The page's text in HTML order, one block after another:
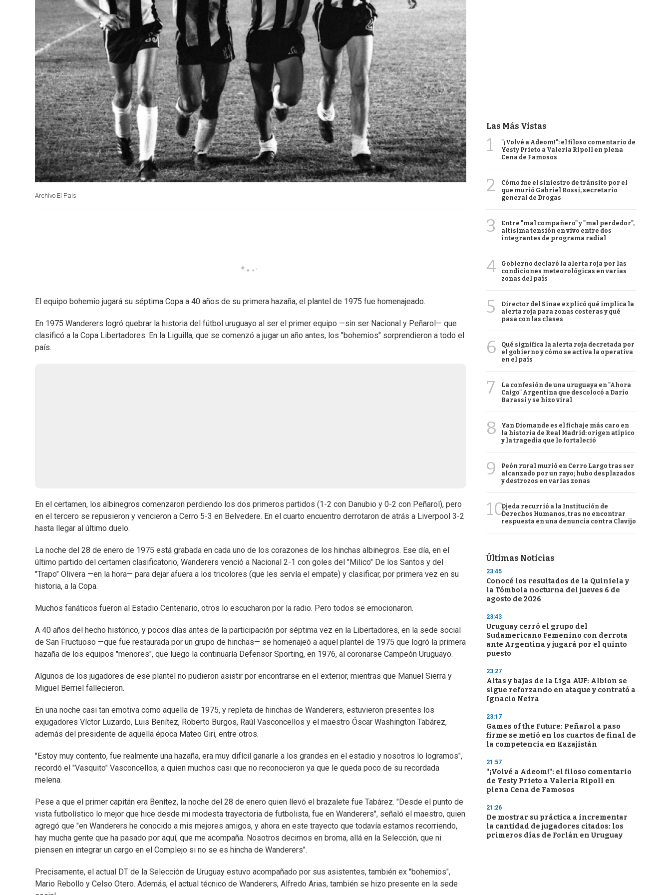
Archivo El Pais
El equipo bohemio jugará su séptima Copa a 40 años de su primera hazaña; el plantel de 1975 fue homenajeado.
En 1975 Wanderers logró quebrar la historia del fútbol uruguayo al ser el primer equipo —sin ser Nacional y Peñarol— que
clasificó a la Copa Libertadores. En la Liguilla, que se comenzó a jugar un año antes, los "bohemios" sorprendieron a todo el
país.
En el certamen, los albinegros comenzaron perdiendo los dos primeros partidos (1-2 con Danubio y 0-2 con Peñarol), pero
en el tercero se repusieron y vencieron a Cerro 5-3 en Belvedere. En el cuarto encuentro derrotaron de atrás a Liverpool 3-2
hasta llegar al último duelo.
La noche del 28 de enero de 1975 está grabada en cada uno de los corazones de los hinchas albinegros. Ese día, en el
último partido del certamen clasificatorio, Wanderers venció a Nacional 2-1 con goles del "Milico" De los Santos y del
"Trapo" Olivera —en la hora— para dejar afuera a los tricolores (que les servía el empate) y clasificar, por primera vez en su
historia, a la Copa.
Muchos fanáticos fueron al Estadio Centenario, otros lo escucharon por la radio. Pero todos se emocionaron.
A 40 años del hecho histórico, y pocos días antes de la participación por séptima vez en la Libertadores, en la sede social
de San Fructuoso —que fue restaurada por un grupo de hinchas— se homenajeó a aquel plantel de 1975 que logró la primera
hazaña de los equipos "menores", que luego la continuaría Defensor Sporting, en 1976, al coronarse Campeón Uruguayo.
Algunos de los jugadores de ese plantel no pudieron asistir por encontrarse en el exterior, mientras que Manuel Sierra y
Miguel Berriel fallecieron.
En una noche casi tan emotiva como aquella de 1975, y repleta de hinchas de Wanderers, estuvieron presentes los
exjugadores Víctor Luzardo, Luis Benítez, Roberto Burgos, Raúl Vasconcellos y el maestro Óscar Washington Tabárez,
además del presidente de aquella época Mateo Giri, entre otros.
"Estoy muy contento, fue realmente una hazaña, era muy difícil ganarle a los grandes en el estadio y nosotros lo logramos",
recordó el "Vasquito" Vasconcellos, a quien muchos casi que no reconocieron ya que le queda poco de su recordada
melena.
Pese a que el primer capitán era Benítez, la noche del 28 de enero quien llevó el brazalete fue Tabárez. "Desde el punto de
vista futbolístico lo mejor que hice desde mi modesta trayectoria de futbolista, fue en Wanderers", señaló el maestro, quien
agregó que "en Wanderers he conocido a mis mejores amigos, y ahora en este trayecto que todavía estamos recorriendo,
hay mucha gente que ha pasado por aquí, que me acompaña. Nosotros decimos en broma, allá en la Selección, que ni
piensen en integrar un cargo en el Complejo si no se es hincha de Wanderers".
Precisamente, el actual DT de la Selección de Uruguay estuvo acompañado por sus asistentes, también ex "bohemios",
Mario Rebollo y Celso Otero. Además, el actual técnico de Wanderers, Alfredo Arias, también se hizo presente en la sede
Las Más Vistas
1
"¡Volvé a Adeom!": el filoso comentario de
Yesty Prieto a Valeria Ripoll en plena
Cena de Famosos
2
Cómo fue el siniestro de tránsito por el
que murió Gabriel Rossi, secretario
general de Drogas
3
Entre "mal compañero" y "mal perdedor",
altísima tensión en vivo entre dos
integrantes de programa radial
4
Gobierno declaró la alerta roja por las
condiciones meteorológicas en varias
zonas del país
5
Director del Sinae explicó qué implica la
alerta roja para zonas costeras y qué
pasa con las clases
6
Qué significa la alerta roja decretada por
el gobierno y cómo se activa la operativa
en el país
7
La confesión de una uruguaya en "Ahora
Caigo" Argentina que descolocó a Darío
Barassi y se hizo viral
8
Yan Diomande es el fichaje más caro en
la historia de Real Madrid: origen atípico
y la tragedia que lo fortaleció
9
Peón rural murió en Cerro Largo tras ser
alcanzado por un rayo; hubo desplazados
y destrozos en varias zonas
10Ojeda recurrió a la Institución de
Derechos Humanos, tras no encontrar
respuesta en una denuncia contra Clavijo
Últimas Noticias
23:45
Conocé los resultados de la Quiniela y
la Tómbola nocturna del jueves 6 de
agosto de 2026
23:43
Uruguay cerró el grupo del
Sudamericano Femenino con derrota
ante Argentina y jugará por el quinto
puesto
23:27
Altas y bajas de la Liga AUF: Albion se
sigue reforzando en ataque y contrató a
Ignacio Neira
23:17
Games of the Future: Peñarol a paso
firme se metió en los cuartos de final de
la competencia en Kazajistán
21:57
"¡Volvé a Adeom!": el filoso comentario
de Yesty Prieto a Valeria Ripoll en
plena Cena de Famosos
21:26
De mostrar su práctica a incrementar
la cantidad de jugadores citados: los
primeros días de Forlán en Uruguay